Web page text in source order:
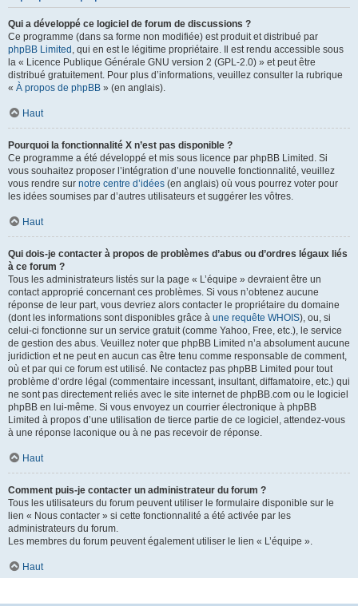
Qui a développé ce logiciel de forum de discussions ?
Ce programme (dans sa forme non modifiée) est produit et distribué par
phpBB Limited , qui en est le légitime propriétaire. Il est rendu accessible sous
la « Licence Publique Générale GNU version 2 (GPL-2.0) » et peut être
distribué gratuitement. Pour plus d’informations, veuillez consulter la rubrique
« À propos de phpBB » (en anglais).
Haut
Pourquoi la fonctionnalité X n’est pas disponible ?
Ce programme a été développé et mis sous licence par phpBB Limited. Si
vous souhaitez proposer l’intégration d’une nouvelle fonctionnalité, veuillez
vous rendre sur notre centre d’idées (en anglais) où vous pourrez voter pour
les idées soumises par d’autres utilisateurs et suggérer les vôtres.
Haut
Qui dois-je contacter à propos de problèmes d’abus ou d’ordres légaux liés
à ce forum ?
Tous les administrateurs listés sur la page « L’équipe » devraient être un
contact approprié concernant ces problèmes. Si vous n’obtenez aucune
réponse de leur part, vous devriez alors contacter le propriétaire du domaine
(dont les informations sont disponibles grâce à une requête WHOIS), ou, si
celui-ci fonctionne sur un service gratuit (comme Yahoo, Free, etc.), le service
de gestion des abus. Veuillez noter que phpBB Limited n’a absolument aucune
juridiction et ne peut en aucun cas être tenu comme responsable de comment,
où et par qui ce forum est utilisé. Ne contactez pas phpBB Limited pour tout
problème d’ordre légal (commentaire incessant, insultant, diffamatoire, etc.) qui
ne sont pas directement reliés avec le site internet de phpBB.com ou le logiciel
phpBB en lui-même. Si vous envoyez un courrier électronique à phpBB
Limited à propos d’une utilisation de tierce partie de ce logiciel, attendez-vous
à une réponse laconique ou à ne pas recevoir de réponse.
Haut
Comment puis-je contacter un administrateur du forum ?
Tous les utilisateurs du forum peuvent utiliser le formulaire disponible sur le
lien « Nous contacter » si cette fonctionnalité a été activée par les
administrateurs du forum.
Les membres du forum peuvent également utiliser le lien « L’équipe ».
Haut